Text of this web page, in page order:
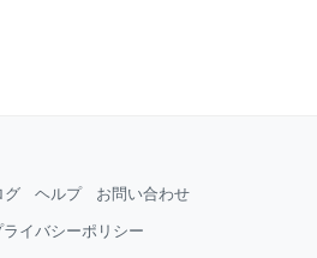
グ ヘルプ お問い合わせ
ライバシーポリシー